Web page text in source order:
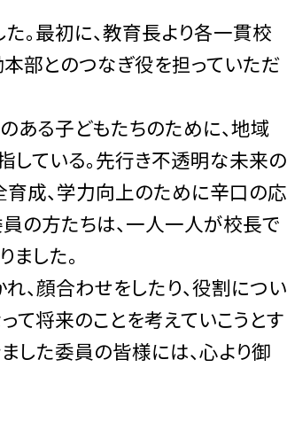
。最初に、教育長より各一貫校
部とのつなぎ役を担っていただ
ある子どもたちのために、地域
している。先行き不透明な未来の
育成、学力向上のために辛口の応
の方たちは、一人一人が校長で
した。
、顔合わせをしたり、役割につい
て将来のことを考えていこうとす
した委員の皆様には、心より御